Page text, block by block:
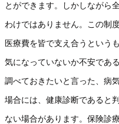
とができます。しかしながら
わけではありません。この制
医療費を皆で支え合うという
気になっていないか不安であ
調べておきたいと言った、病
場合には、健康診断であると
ない場合があります。保険診